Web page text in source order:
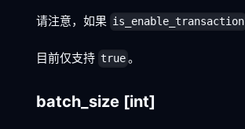
请注意，如果 is_enable_transaction
目前仅支持 true 。
batch_size [int]